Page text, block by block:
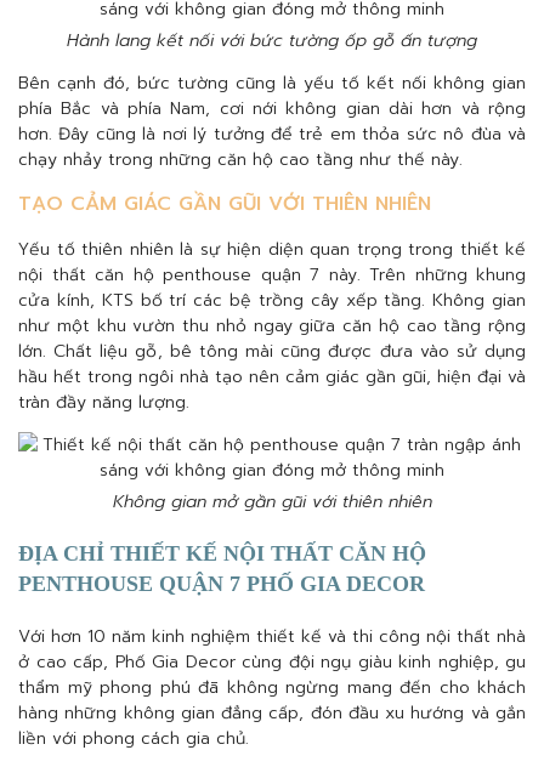
Hành lang kết nối với bức tường ốp gỗ ấn tượng
Bên cạnh đó, bức tường cũng là yếu tố kết nối không gian
phía Bắc và phía Nam, cơi nới không gian dài hơn và rộng
hơn. Đây cũng là nơi lý tưởng để trẻ em thỏa sức nô đùa và
chạy nhảy trong những căn hộ cao tầng như thế này.
TẠO CẢM GIÁC GẦN GŨI VỚI THIÊN NHIÊN
Yếu tố thiên nhiên là sự hiện diện quan trọng trong thiết kế
nội thất căn hộ penthouse quận 7 này. Trên những khung
cửa kính, KTS bố trí các bệ trồng cây xếp tầng. Không gian
như một khu vườn thu nhỏ ngay giữa căn hộ cao tầng rộng
lớn. Chất liệu gỗ, bê tông mài cũng được đưa vào sử dụng
hầu hết trong ngôi nhà tạo nên cảm giác gần gũi, hiện đại và
tràn đầy năng lượng.
Không gian mở gần gũi với thiên nhiên
ĐỊA CHỈ THIẾT KẾ NỘI THẤT CĂN HỘ
PENTHOUSE QUẬN 7 PHỐ GIA DECOR
Với hơn 10 năm kinh nghiệm thiết kế và thi công nội thất nhà
ở cao cấp, Phố Gia Decor cùng đội ngụ giàu kinh nghiệp, gu
thẩm mỹ phong phú đã không ngừng mang đến cho khách
hàng những không gian đẳng cấp, đón đầu xu hướng và gắn
liền với phong cách gia chủ.